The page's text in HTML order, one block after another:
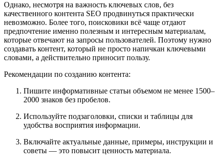
Однако, несмотря на важность ключевых слов, без
качественного контента SEO продвинуться практически
невозможно. Более того, поисковики всё чаще отдают
предпочтение именно полезным и интересным материалам,
которые отвечают на запросы пользователей. Поэтому нужно
создавать контент, который не просто напичкан ключевыми
словами, а действительно приносит пользу.
Рекомендации по созданию контента:
Пишите информативные статьи объемом не менее 1500–
2000 знаков без пробелов.
Используйте подзаголовки, списки и таблицы для
удобства восприятия информации.
Включайте актуальные данные, примеры, инструкции и
советы — это повысит ценность материала.